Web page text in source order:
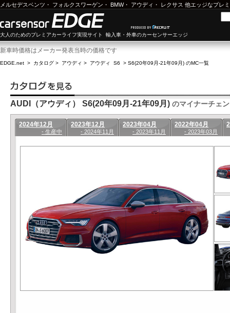
メルセデスベンツ ・ フォルクスワーゲン ・ BMW・ アウディ ・ レクサス 他エッジなプレ
大人のためのプレミアカーライフ実現サイト 輸入車・外車のカーセンサーエッジ
新車時価格はメーカー発表当時の価格です
EDGE.net > カタログ > アウディ > アウディ S6 > S6(20年09月-21年09月) のMC一覧
AUDI（アウディ） S6(20年09月-21年09月) のマイナーチェ
2024年12月
- 生産中
2023年12月
- 2024年11月
2023年04月
- 2023年11月
2022年04月
- 2023年03月